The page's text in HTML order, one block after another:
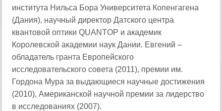
института Нильса Бора Университета Копенгагена
(Дания), научный директор Датского центра
квантовой оптики QUANTOP и академик
Королевской академии наук Дании. Евгений –
обладатель гранта Европейского
исследовательского совета (2011), премии им.
Гордона Мура за выдающиеся научные достижения
(2010), Американской научной премии за лидерство
в исследованиях (2007).